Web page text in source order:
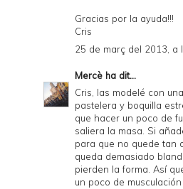
Gracias por la ayuda!!!
Cris
25 de març del 2013, a
Mercè ha dit...
Cris, las modelé con
pastelera y boquilla
que hacer un poco de
saliera la masa. Si
para que no quede tan
queda demasiado
pierden la forma. Así
un poco de